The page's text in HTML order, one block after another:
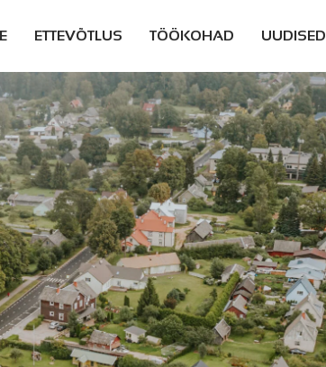
ETTEVÕTLUS
ETTEVÕTLUSEGA
ALUSTAMINE
ETTEVÕTLUSKESKKOND
ÄGEDAD ETTEVÕTTED
INVESTORTEENINDUS
PÄRNUMAAL
PÄRNUMAA TEGIJAD
2025
TÖÖKOHAD
TÖÖPAKKUMISED
PÄRNUS JA
PÄRNUMAAL
TÖÖTA
KOHALIKUS
OMAVALITSUSES
SISESTA
TÖÖPAKKUMINE
UUDISED